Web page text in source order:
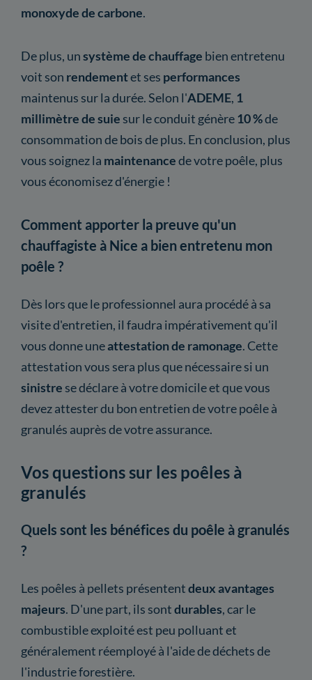
monoxyde de carbone.
De plus, unsystème de chauffage bien entretenu
voit son rendementet ses performances
maintenus sur la durée. Selon l'ADEME, 1
millimètre de suie sur le conduit génère10 %de
consommation de bois de plus. En conclusion, plus
vous soignez la maintenancede votre poêle, plus
vous économisez d'énergie !
Comment apporter la preuve qu'un
chauffagiste à Nice a bien entretenu mon
poêle ?
Dès lors que le professionnel aura procédé à sa
visite d'entretien, il faudra impérativement qu'il
vous donne uneattestationde ramonage. Cette
attestation vous sera plus que nécessaire si un
sinistre se déclare à votre domicile et que vous
devez attester du bon entretien de votre poêle à
granulés auprès de votre assurance.
Vos questions sur les poêles à
granulés
Quels sont les bénéfices du poêle à granulés
?
Les poêles à pellets présententdeux avantages
majeurs. D'une part, ils sontdurables, car le
combustible exploité est peu polluant et
généralement réemployé à l'aide de déchets de
l'industrie forestière.